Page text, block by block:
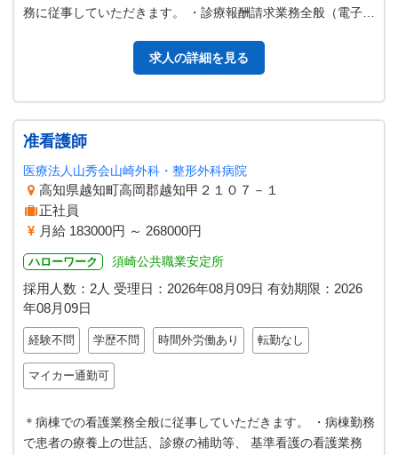
務に従事していただきます。 ・診療報酬請求業務全般（電子カ
求人の詳細を見る
准看護師
医療法人山秀会山崎外科・整形外科病院
高知県越知町高岡郡越知甲２１０７－１
正社員
月給 183000円 ～ 268000円
ハローワーク 須崎公共職業安定所
採用人数：2人 受理日： 2026年08月09日 有効期限： 2026
年08月09日
経験不問 学歴不問 時間外労働あり 転勤なし
マイカー通勤可
＊病棟での看護業務全般に従事していただきます。 ・病棟勤務
で患者の療養上の世話、診療の補助等、 基準看護の看護業務